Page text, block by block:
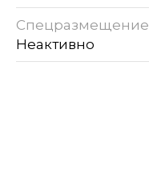
Спецразмещение
Неактивно